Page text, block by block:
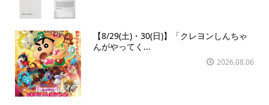
【8/29(土)・30(日)】「クレヨンしんちゃ
んがやってく...
2026.08.06